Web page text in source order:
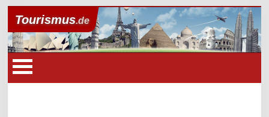
Tourismus.de